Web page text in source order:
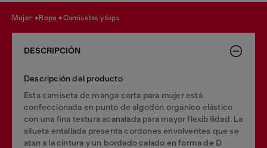
mujer ropa camisetas y tops
DESCRIPCIÓN
Descripción del producto
Esta camiseta de manga corta para mujer está
confeccionada en punto de algodón orgánico elástico
con una fina textura acanalada para mayor flexibilidad. La
silueta entallada presenta cordones envolventes que se
atan a la cintura y un bordado calado en forma de D